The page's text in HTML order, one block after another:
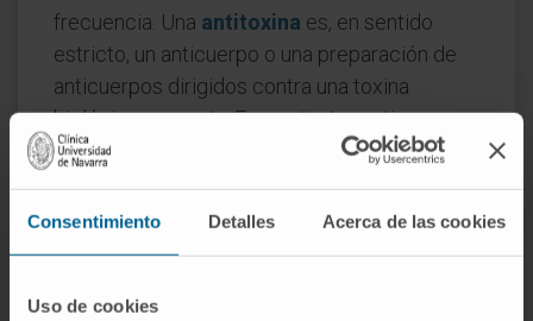
Consentimiento Detalles Acerca de las cookies
Uso de cookies
frecuencia. Una antitoxina es, en sentido
estricto, un anticuerpo o una preparación de
anticuerpos dirigidos contra una toxina
biológica concreta. Es, por tanto, un tipo
particular de antídoto, pero no todo antídoto
antagonistas competitivos o los adsorbentes
respuesta inmunitaria ni la unión antígeno-